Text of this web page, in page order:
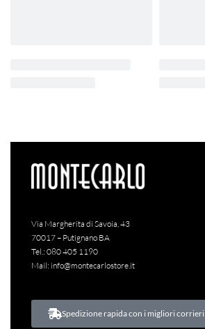
Via Margherita di Savoia, 43
70017 – Putignano BA
Tel.: 080 405 1190
Mail: info@montecarlostore.it
Spedizione rapida con i migliori corrieri